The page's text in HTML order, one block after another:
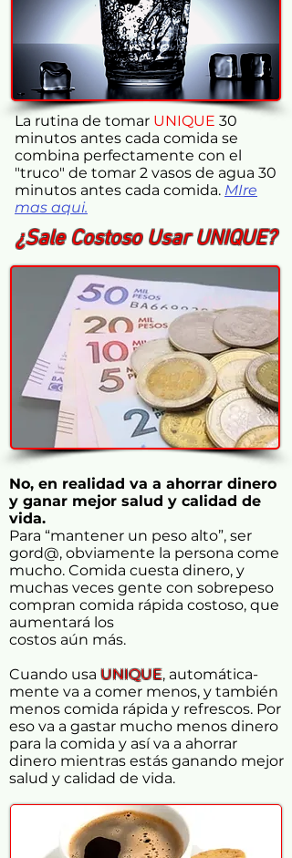
La rutina de tomar UNIQUE 30
minutos antes cada comida se
combina perfectamente con el
"truco" de tomar 2 vasos de agua 30
minutos antes cada comida. MIre
mas aqui.
¿Sale Costoso Usar UNIQUE?
No, en realidad va a ahorrar dinero
y ganar mejor salud y calidad de
vida.
Para “mantener un peso alto”, ser
gord@, obviamente la persona come
mucho. Comida cuesta dinero, y
muchas veces gente con sobrepeso
compran comida rápida costoso, que
aumentará los
costos aún más.
Cuando usa UNIQUE, automática-
mente va a comer menos, y también
menos comida rápida y refrescos. Por
eso va a gastar mucho menos dinero
para la comida y asíva a ahorrar
dinero mientras estás ganando mejor
salud y calidad de vida.